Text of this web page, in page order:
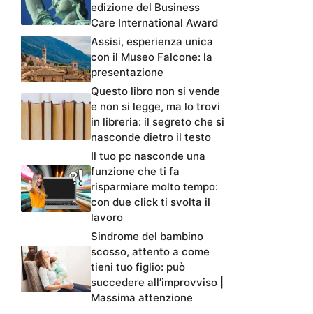
edizione del Business
Care International Award
Assisi, esperienza unica
con il Museo Falcone: la
presentazione
Questo libro non si vende
e non si legge, ma lo trovi
in libreria: il segreto che si
nasconde dietro il testo
Il tuo pc nasconde una
funzione che ti fa
risparmiare molto tempo:
con due click ti svolta il
lavoro
Sindrome del bambino
scosso, attento a come
tieni tuo figlio: può
succedere all’improvviso |
Massima attenzione